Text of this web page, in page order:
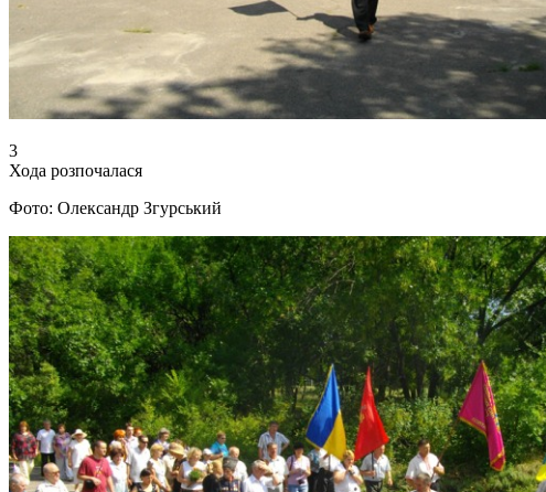
3
Хода розпочалася
Фото: Олександр Згурський